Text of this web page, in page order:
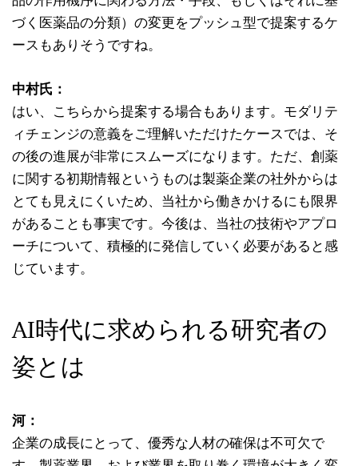
づく医薬品の分類）の変更をプッシュ型で提案するケ
ースもありそうですね。
中村氏：
はい、こちらから提案する場合もあります。モダリテ
ィチェンジの意義をご理解いただけたケースでは、そ
の後の進展が非常にスムーズになります。ただ、創薬
に関する初期情報というものは製薬企業の社外からは
とても見えにくいため、当社から働きかけるにも限界
があることも事実です。今後は、当社の技術やアプロ
ーチについて、積極的に発信していく必要があると感
じています。
AI時代に求められる研究者の
姿とは
河：
企業の成長にとって、優秀な人材の確保は不可欠で